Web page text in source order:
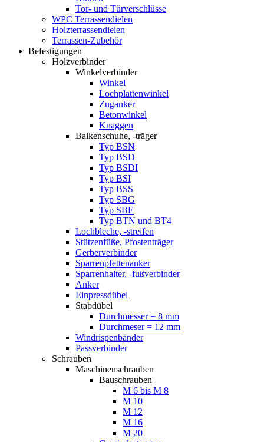
Tor- und Türverschlüsse
WPC Terrassendielen
Holzterrassendielen
Terrassen-Zubehör
Befestigungen
Holzverbinder
Winkelverbinder
Winkel
Lochplattenwinkel
Zuganker
Betonwinkel
Knaggen
Balkenschuhe, -träger
Typ BSN
Typ BSD
Typ BSDI
Typ BSI
Typ BSS
Typ SBG
Typ SBE
Typ BTN und BT4
Lochbleche, -streifen
Stützenfüße, Pfostenträger
Gerberverbinder
Sparrenpfettenanker
Sparrenhalter, -fußverbinder
Anker
Einpressdübel
Stabdübel
Durchmesser = 8 mm
Durchmeser = 12 mm
Windrispenbänder
Passverbinder
Schrauben
Maschinenschrauben
Bauschrauben
M 6 bis M 8
M 10
M 12
M 16
M 20